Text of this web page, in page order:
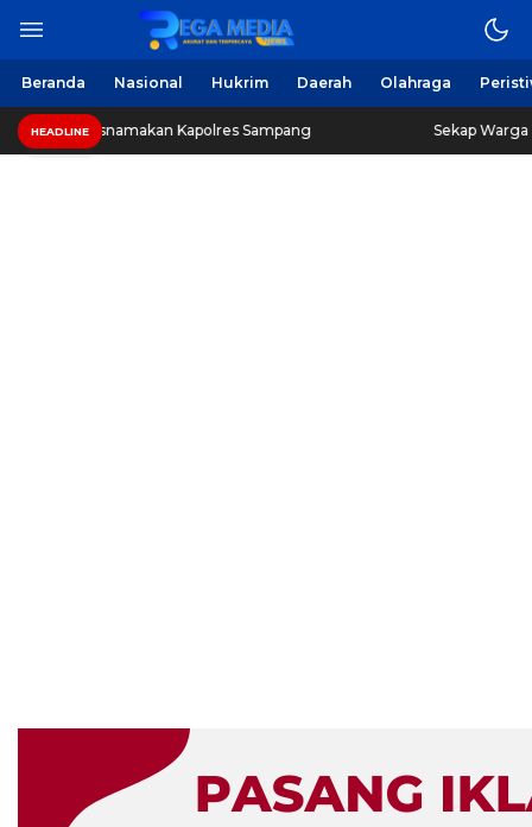
Regamedianews.com
Berita Harian Online
Beranda Nasional Hukrim Daerah Olahraga
HEADLINE
Mengatasnamakan Kapolres Sampang Sekap Warga